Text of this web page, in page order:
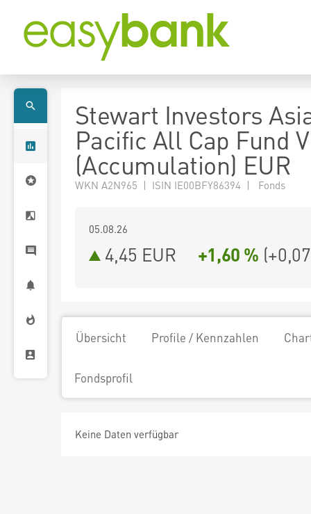
Stewart Investors
Pacific All Cap Fund
(Accumulation) EUR
WKN A2N965 | ISIN IE00BFY86394 | Fonds
05.08.26
4,45 EUR +1,60 % (+0,07
Übersicht Profile / Kennzahlen
Fondsprofil
Keine Daten verfügbar